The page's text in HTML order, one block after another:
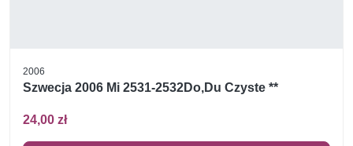
2006
Szwecja 2006 Mi 2531-2532Do,Du Czyste **
24,00 zł